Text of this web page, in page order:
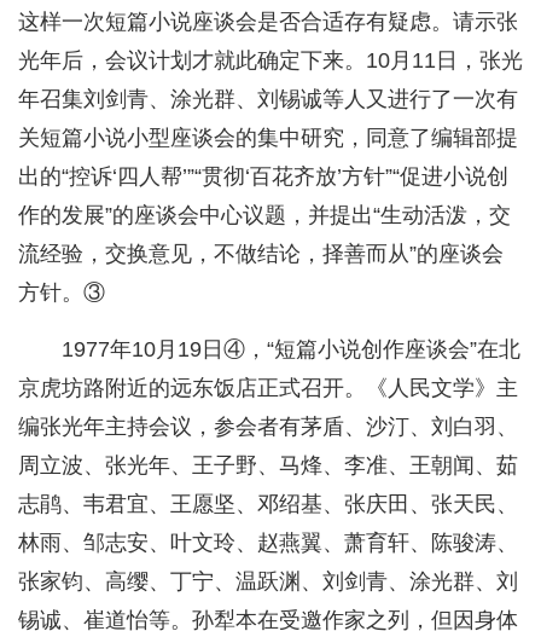
这样一次短篇小说座谈会是否合适存有疑虑。请示张
光年后，会议计划才就此确定下来。10月11日，张光
年召集刘剑青、涂光群、刘锡诚等人又进行了一次有
关短篇小说小型座谈会的集中研究，同意了编辑部提
出的“控诉‘四人帮’”“贯彻‘百花齐放’方针”“促进小说创
作的发展”的座谈会中心议题，并提出“生动活泼，交
流经验，交换意见，不做结论，择善而从”的座谈会
方针。③
1977年10月19日④，“短篇小说创作座谈会”在北
京虎坊路附近的远东饭店正式召开。《人民文学》主
编张光年主持会议，参会者有茅盾、沙汀、刘白羽、
周立波、张光年、王子野、马烽、李准、王朝闻、茹
志鹃、韦君宜、王愿坚、邓绍基、张庆田、张天民、
林雨、邹志安、叶文玲、赵燕翼、萧育轩、陈骏涛、
张家钧、高缨、丁宁、温跃渊、刘剑青、涂光群、刘
锡诚、崔道怡等。孙犁本在受邀作家之列，但因身体